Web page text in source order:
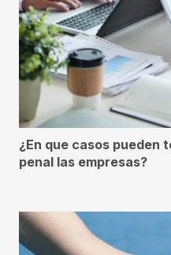
¿En que casos pueden
penal las empresas?